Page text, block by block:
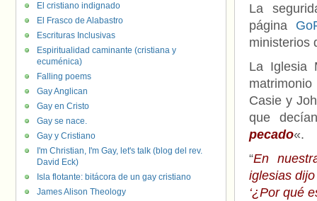
La
página
ministerios
La Iglesia
Casie y
que
pecado«.
“En
iglesias
‘¿Por qué
El cristiano indignado
El Frasco de Alabastro
Escrituras Inclusivas
Espiritualidad caminante (cristiana y
ecuménica)
Falling poems
Gay Anglican
Gay en Cristo
Gay se nace.
Gay y Cristiano
I'm Christian, I'm Gay, let's talk (blog del rev.
David Eck)
Isla flotante: bitácora de un gay cristiano
James Alison Theology